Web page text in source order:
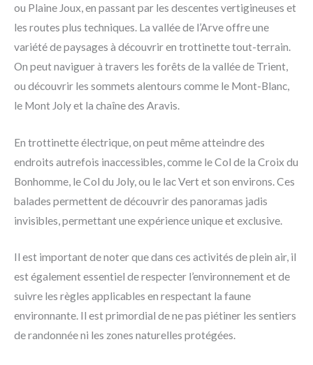
ou Plaine Joux, en passant par les descentes vertigineuses et
les routes plus techniques. La vallée de l’Arve offre une
variété de paysages à découvrir en trottinette tout-terrain.
On peut naviguer à travers les forêts de la vallée de Trient,
ou découvrir les sommets alentours comme le Mont-Blanc,
le Mont Joly et la chaîne des Aravis.
En trottinette électrique, on peut même atteindre des
endroits autrefois inaccessibles, comme le Col de la Croix du
Bonhomme, le Col du Joly, ou le lac Vert et son environs. Ces
balades permettent de découvrir des panoramas jadis
invisibles, permettant une expérience unique et exclusive.
Il est important de noter que dans ces activités de plein air, il
est également essentiel de respecter l’environnement et de
suivre les règles applicables en respectant la faune
environnante. Il est primordial de ne pas piétiner les sentiers
de randonnée ni les zones naturelles protégées.